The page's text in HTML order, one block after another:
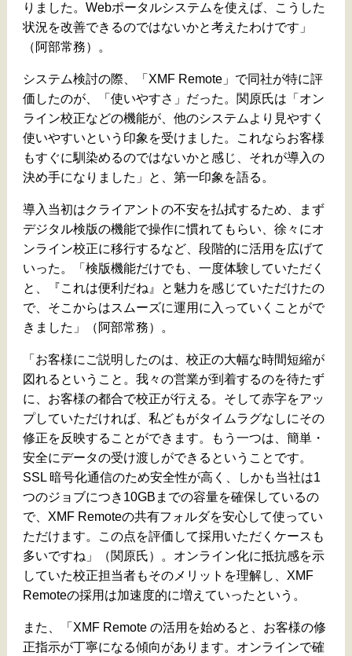
りました。Webポータルシステムを使えば、こうした
状況を改善できるのではないかと考えたわけです」
（阿部常務）。
システム検討の際、「XMF Remote」で同社が特に評
価したのが、「使いやすさ」だった。関原氏は「オン
ライン校正などの機能が、他のシステムより見やすく
使いやすいという印象を受けました。これならお客様
もすぐに馴染めるのではないかと感じ、それが導入の
決め手になりました」と、第一印象を語る。
導入当初はクライアントの不安を払拭するため、まず
デジタル検版の機能で操作に慣れてもらい、徐々にオ
ンライン校正に移行するなど、段階的に活用を広げて
いった。「検版機能だけでも、一度体験していただく
と、『これは便利だね』と魅力を感じていただけたの
で、そこからはスムーズに運用に入っていくことがで
きました」（阿部常務）。
「お客様にご説明したのは、校正の大幅な時間短縮が
図れるということ。我々の営業が到着するのを待たず
に、お客様の都合で校正が行える。そして赤字をアッ
プしていただければ、私どもがタイムラグなしにその
修正を反映することができます。もう一つは、簡単・
安全にデータの受け渡しができるということです。
SSL 暗号化通信のため安全性が高く、しかも当社は1
つのジョブにつき10GBまでの容量を確保しているの
で、XMF Remoteの共有フォルダを安心して使ってい
ただけます。この点を評価して採用いただくケースも
多いですね」（関原氏）。オンライン化に抵抗感を示
していた校正担当者もそのメリットを理解し、XMF
Remoteの採用は加速度的に増えていったという。
また、「XMF Remote の活用を始めると、お客様の修
正指示が丁寧になる傾向があります。オンラインで確